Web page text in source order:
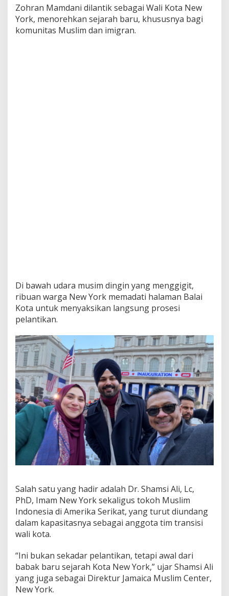
a
D
u
n
Zohran Mamdani dilantik sebagai Wali Kota New
York, menorehkan sejarah baru, khususnya bagi
komunitas Muslim dan imigran.
Di bawah udara musim dingin yang menggigit,
ribuan warga New York memadati halaman Balai
Kota untuk menyaksikan langsung prosesi
pelantikan.
Salah satu yang hadir adalah Dr. Shamsi Ali, Lc,
PhD, Imam New York sekaligus tokoh Muslim
Indonesia di Amerika Serikat, yang turut diundang
dalam kapasitasnya sebagai anggota tim transisi
wali kota.
“Ini bukan sekadar pelantikan, tetapi awal dari
babak baru sejarah Kota New York,” ujar Shamsi Ali
yang juga sebagai Direktur Jamaica Muslim Center,
New York.